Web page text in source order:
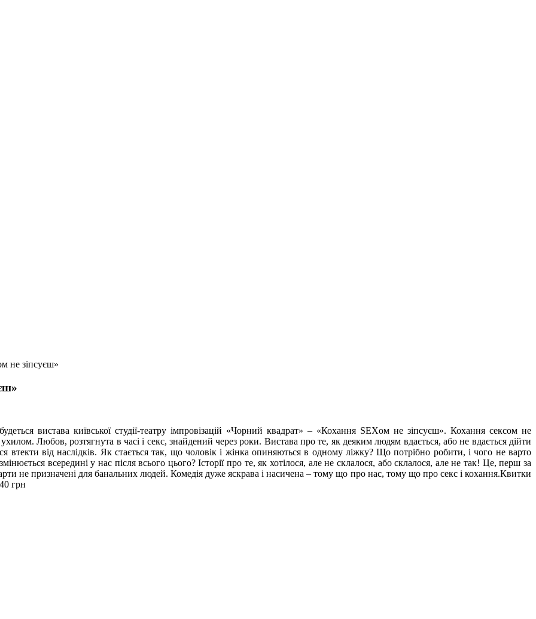
не зіпсуєш»
вистава київської студії-театру імпровізацій «Чорний квадрат» – «Кохання SEXом не зіпсуєш». Кохання сексом не
Любов, розтягнута в часі і секс, знайдений через роки. Вистава про те, як деяким людям вдається, або не вдається дійти
від наслідків. Як стається так, що чоловік і жінка опиняються в одному ліжку? Що потрібно робити, і чого не варто
всередині у нас після всього цього? Історії про те, як хотілося, але не склалося, або склалося, але не так! Це, перш за
не призначені для банальних людей. Комедія дуже яскрава і насичена – тому що про нас, тому що про секс і кохання.Квитки
грн